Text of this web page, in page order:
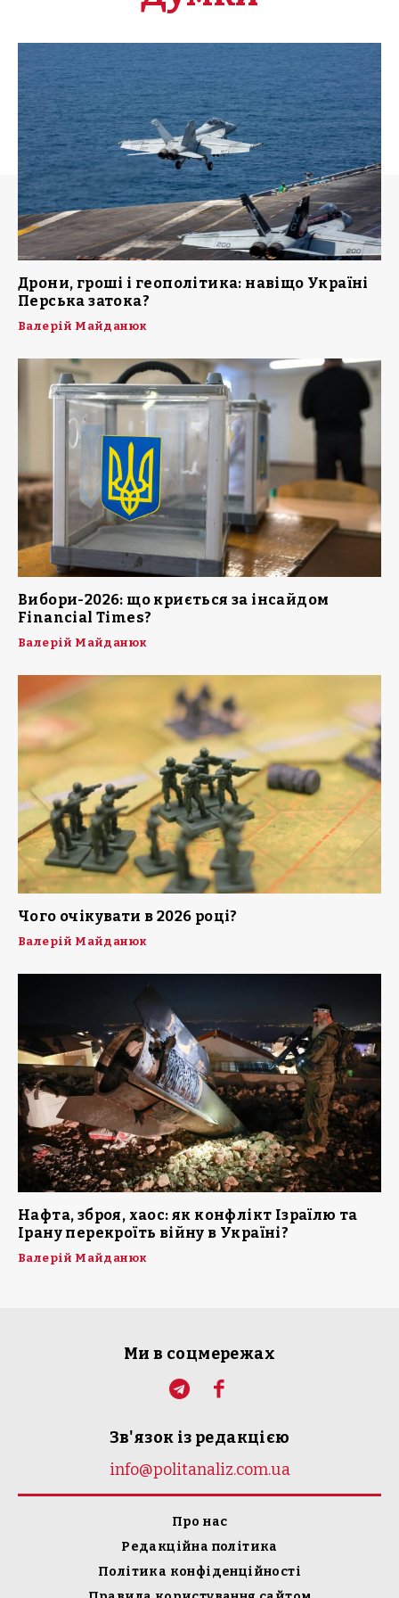
Дрони, гроші і геополітика: навіщо Україні
Перська затока?
Валерій Майданюк
Вибори-2026: що криється за інсайдом
Financial Times?
Валерій Майданюк
Чого очікувати в 2026 році?
Валерій Майданюк
Нафта, зброя, хаос: як конфлікт Ізраїлю та
Ірану перекроїть війну в Україні?
Валерій Майданюк
Ми в соцмережах
Зв'язок із редакцією
info@politanaliz.com.ua
Про нас
Редакційна політика
Політика конфіденційності